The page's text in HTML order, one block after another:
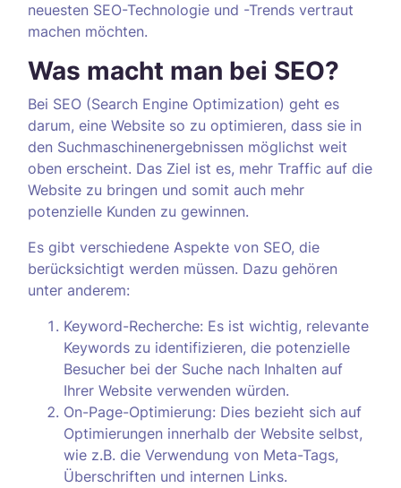
neuesten SEO-Technologie und -Trends vertraut
machen möchten.
Was macht man bei SEO?
Bei SEO (Search Engine Optimization) geht es
darum, eine Website so zu optimieren, dass sie in
den Suchmaschinenergebnissen möglichst weit
oben erscheint. Das Ziel ist es, mehr Traffic auf die
Website zu bringen und somit auch mehr
potenzielle Kunden zu gewinnen.
Es gibt verschiedene Aspekte von SEO, die
berücksichtigt werden müssen. Dazu gehören
unter anderem:
Keyword-Recherche: Es ist wichtig, relevante
Keywords zu identifizieren, die potenzielle
Besucher bei der Suche nach Inhalten auf
Ihrer Website verwenden würden.
On-Page-Optimierung: Dies bezieht sich auf
Optimierungen innerhalb der Website selbst,
wie z.B. die Verwendung von Meta-Tags,
Überschriften und internen Links.